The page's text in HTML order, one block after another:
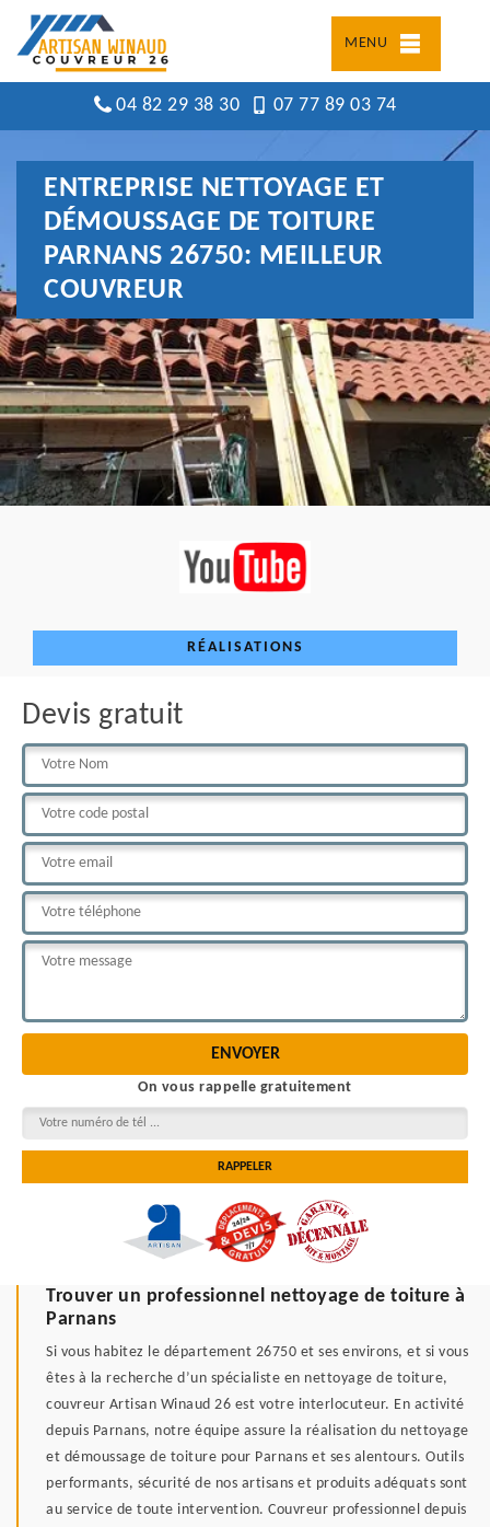
MENU
04 82 29 38 30 07 77 89 03 74
ENTREPRISE NETTOYAGE ET
DÉMOUSSAGE DE TOITURE
PARNANS 26750: MEILLEUR
COUVREUR
RÉALISATIONS
Devis gratuit
On vous rappelle gratuitement
Trouver un professionnel nettoyage de toiture à
Parnans
Si vous habitez le département 26750 et ses environs, et si vous
êtes à la recherche d’un spécialiste en nettoyage de toiture,
couvreur Artisan Winaud 26 est votre interlocuteur. En activité
depuis Parnans, notre équipe assure la réalisation du nettoyage
et démoussage de toiture pour Parnans et ses alentours. Outils
performants, sécurité de nos artisans et produits adéquats sont
au service de toute intervention. Couvreur professionnel depuis